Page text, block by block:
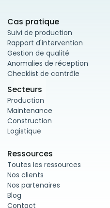
Cas pratique
Suivi de production
Rapport d'intervention
Gestion de qualité
Anomalies de réception
Checklist de contrôle
Secteurs
Production
Maintenance
Construction
Logistique
Ressources
Toutes les ressources
Nos clients
Nos partenaires
Blog
Contact